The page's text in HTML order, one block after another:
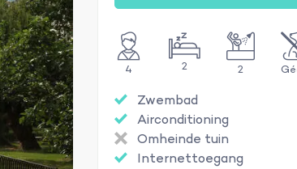
4 2 2
Zwembad
Airconditioning
Omheinde tuin
Internettoegang